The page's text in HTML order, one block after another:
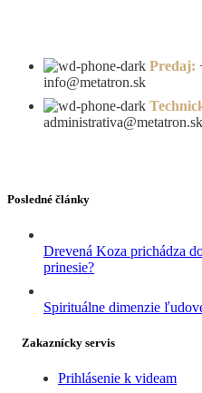
Predaj:
info@metatron.sk
administrativa@metatron.sk
Posledné články
Drevená Koza prichádza
prinesie?
Spirituálne dimenzie
Zakaznícky servis
Prihlásenie k videam